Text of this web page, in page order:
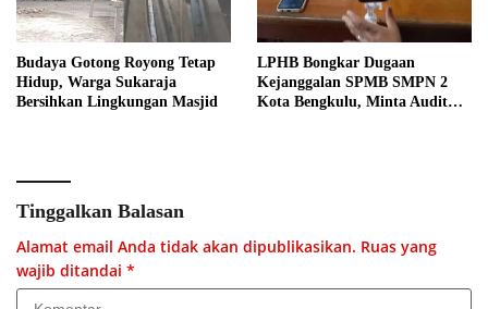
Budaya Gotong Royong Tetap
Hidup, Warga Sukaraja
Bersihkan Lingkungan Masjid
LPHB Bongkar Dugaan
Kejanggalan SPMB SMPN 2
Kota Bengkulu, Minta Audit
Tinggalkan Balasan
Alamat email Anda tidak akan dipublikasikan. Ruas yang
wajib ditandai *